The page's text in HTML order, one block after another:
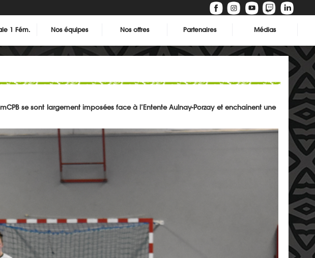
1 Fém. Nos équipes Nos offres Partenaires Médias
se sont largement imposées face à l’Entente Aulnay-Porzay et enchainent une